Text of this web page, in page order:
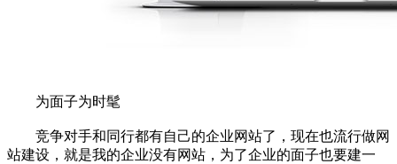
为面子为时髦
竞争对手和同行都有自己的企业网站了，现在也流行做网
站建设，就是我的企业没有网站，为了企业的面子也要建一